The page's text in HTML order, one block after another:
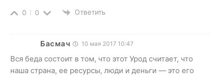
0 0 Ответить
Басмач 10 мая 2017 10:47
Вся беда состоит в том, что этот Урод считает, что
наша страна, ее ресурсы, люди и деньги — это его